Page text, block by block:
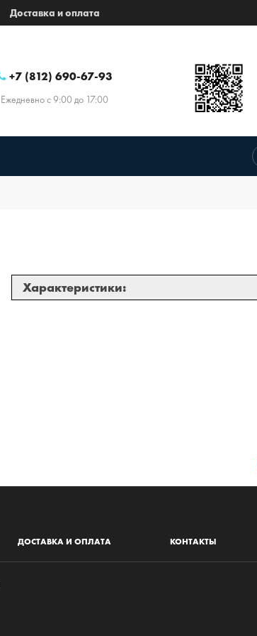
Доставка и оплата
+7 (812) 690-67-93
Ежедневно с 9:00 до 17:00
Характеристики:
ДОСТАВКА И ОПЛАТА КОНТАКТЫ